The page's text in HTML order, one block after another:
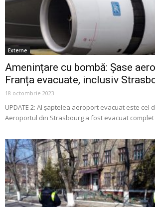
Externe
Amenințare cu bombă: Șase
Franța evacuate, inclusiv
18 octombrie 2023
UPDATE 2: Al șaptelea aeroport evacuat este cel
Aeroportul din Strasbourg a fost evacuat complet